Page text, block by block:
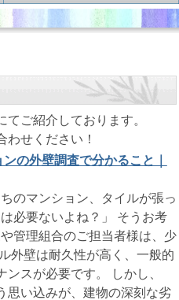
ご紹介しております。
わせください！
の外壁調査で分かること｜
のマンション、タイルが張っ
必要ないよね？」 そうお考
管理組合のご担当者様は、少
外壁は耐久性が高く、一般的
スが必要です。 しかし、
思い込みが、建物の深刻な劣